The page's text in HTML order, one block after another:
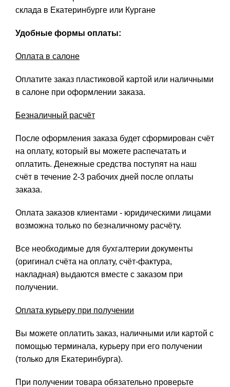
склада в Екатеринбурге или Кургане
Удобные формы оплаты:
Оплата в салоне
Оплатите заказ пластиковой картой или наличными
в салоне при оформлении заказа.
Безналичный расчёт
После оформления заказа будет сформирован счёт
на оплату, который вы можете распечатать и
оплатить. Денежные средства поступят на наш
счёт в течение 2-3 рабочих дней после оплаты
заказа.
Оплата заказов клиентами - юридическими лицами
возможна только по безналичному расчёту.
Все необходимые для бухгалтерии документы
(оригинал счёта на оплату, счёт-фактура,
накладная) выдаются вместе с заказом при
получении.
Оплата курьеру при получении
Вы можете оплатить заказ, наличными или картой с
помощью терминала, курьеру при его получении
(только для Екатеринбурга).
При получении товара обязательно проверьте